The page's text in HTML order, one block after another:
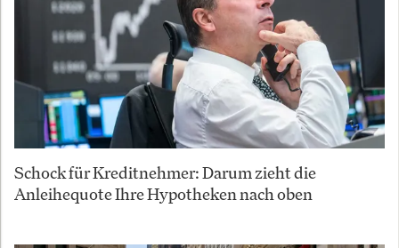
Schock für Kreditnehmer: Darum zieht die
Anleihequote Ihre Hypotheken nach oben